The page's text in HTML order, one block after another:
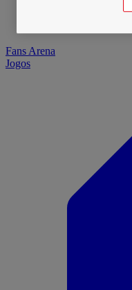
Fans Arena
Jogos